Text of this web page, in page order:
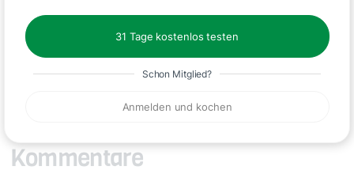
31 Tage kostenlos testen
Schon Mitglied?
Anmelden und kochen
Schreiben
Kommentare